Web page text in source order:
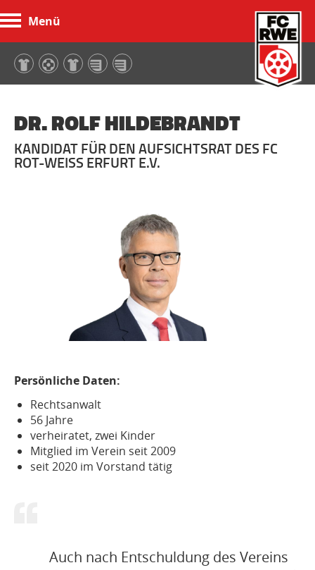
Menü
DR. ROLF HILDEBRANDT
KANDIDAT FÜR DEN AUFSICHTSRAT DES FC
ROT-WEISS ERFURT E.V.
Persönliche Daten:
Rechtsanwalt
56 Jahre
verheiratet, zwei Kinder
Mitglied im Verein seit 2009
seit 2020 im Vorstand tätig
Auch nach Entschuldung des Vereins